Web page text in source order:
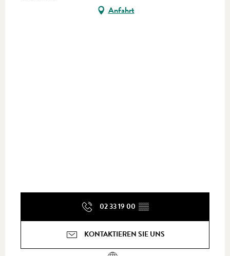
Anfahrt
02 33 19 00 ▒▒
KONTAKTIEREN SIE UNS